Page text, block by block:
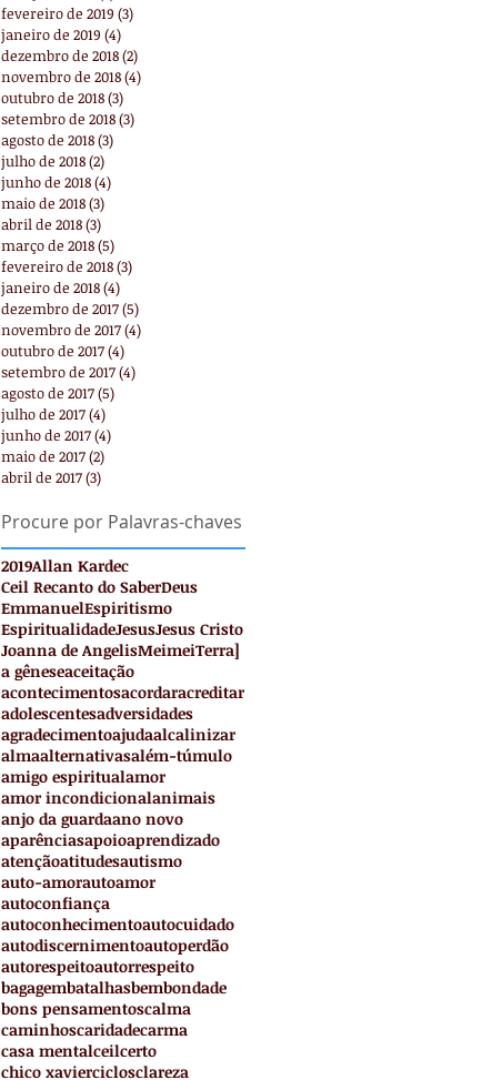
fevereiro de 2019 (3)
janeiro de 2019 (4)
dezembro de 2018(2)
novembro de 2018(4)
outubro de 2018(3)
setembro de 2018(3)
agosto de 2018(3)
julho de 2018(2)
junho de 2018(4)
maio de 2018(3)
abril de 2018(3)
março de 2018(5)
fevereiro de 2018(3)
janeiro de 2018(4)
dezembro de 2017(5)
novembro de 2017(4)
outubro de 2017(4)
setembro de 2017(4)
agosto de 2017(5)
julho de 2017(4)
junho de 2017(4)
maio de 2017(2)
abril de 2017(3)
Procure por Palavras-chaves
2019Allan Kardec
Ceil Recanto do SaberDeus
EmmanuelEspiritismo
EspiritualidadeJesusJesus Cristo
Joanna de AngelisMeimeiTerra]
a gêneseaceitação
acontecimentosacordaracreditar
adolescentesadversidades
agradecimentoajudaalcalinizar
almaalternativasalém-túmulo
amigo espiritualamor
amor incondicionalanimais
anjo da guardaano novo
aparênciasapoioaprendizado
atençãoatitudesautismo
auto-amorautoamor
autoconfiança
autoconhecimentoautocuidado
autodiscernimentoautoperdão
autorespeitoautorrespeito
bagagembatalhasbembondade
bons pensamentoscalma
caminhoscaridadecarma
casa mentalceilcerto
chico xavierciclosclareza